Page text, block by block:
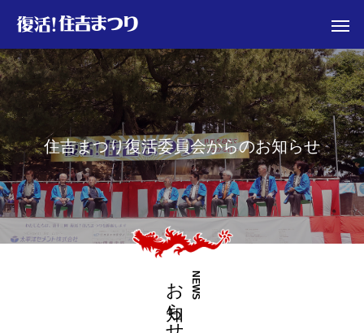
住吉まつり復活委員会からのお知らせ
NEWS
お知らせ